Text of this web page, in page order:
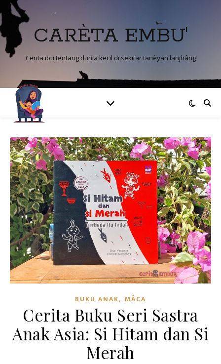
CARÈTA EMBU'
Cerita ibu tentang dunia kecil di sekitar tanèyan lanjhâng
BUKU ANAK, MÂCA
Cerita Buku Seri Sastra
Anak Asia: Si Hitam dan Si
Merah